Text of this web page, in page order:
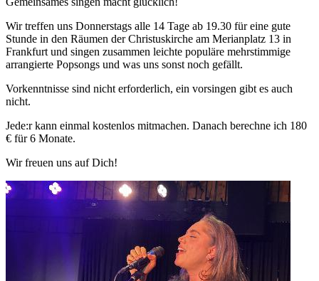
Wir treffen uns Donnerstags alle 14 Tage ab 19.30 für eine gute
Stunde in den Räumen der Christuskirche am Merianplatz 13 in
Frankfurt und singen zusammen leichte populäre mehrstimmige
arrangierte Popsongs und was uns sonst noch gefällt.
Vorkenntnisse sind nicht erforderlich, ein vorsingen gibt es auch
nicht.
Jede:r kann einmal kostenlos mitmachen. Danach berechne ich 180
€ für 6 Monate.
Wir freuen uns auf Dich!